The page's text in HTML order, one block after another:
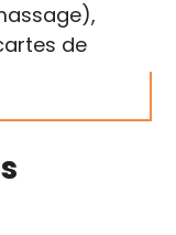
de